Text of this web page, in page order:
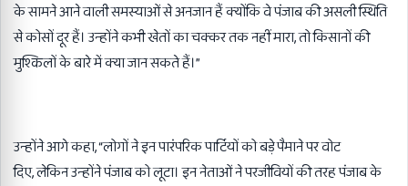
के सामने आने वाली समस्याओं से अनजान हैं क्योंकि वे पंजाब की असली स्थिति
से कोसों दूर हैं। उन्होंने कभी खेतों का चक्कर तक नहीं मारा,तो किसानों की
मुश्किलों के बारे में क्या जान सकते हैं।”
उन्होंने आगे कहा, “लोगों ने इन पारंपरिक पार्टियों को बड़े पैमाने पर वोट
दिए,लेकिन उन्होंने पंजाब को लूटा। इन नेताओं ने परजीवियों की तरह पंजाब के